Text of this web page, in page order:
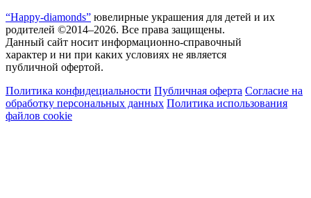
“Happy-diamonds” ювелирные украшения для детей и их
родителей ©2014–2026. Все права защищены.
Данный сайт носит информационно-справочный
характер и ни при каких условиях не является
публичной офертой.
Политика конфидециальности Публичная оферта Согласие на
обработку персональных данных Политика использования
файлов cookie